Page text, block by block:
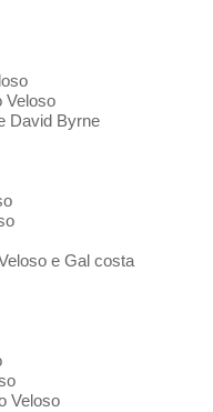
Veloso
David Byrne
e Gal costa
Veloso